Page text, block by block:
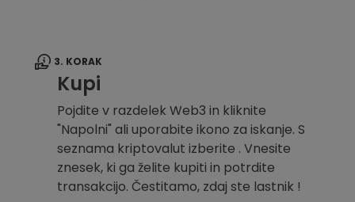
3. KORAK
Kupi
Pojdite v razdelek Web3 in kliknite
"Napolni" ali uporabite ikono za iskanje. S
seznama kriptovalut izberite . Vnesite
znesek, ki ga želite kupiti in potrdite
transakcijo. Čestitamo, zdaj ste lastnik !